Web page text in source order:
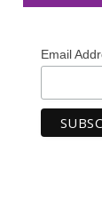
Email